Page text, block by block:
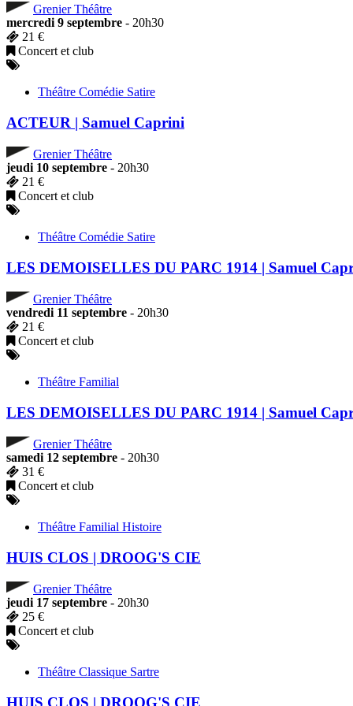
Grenier Théâtre
mercredi 9 septembre - 20h30
21 €
Concert et club
Théâtre Comédie Satire
ACTEUR | Samuel Caprini
Grenier Théâtre
jeudi 10 septembre - 20h30
21 €
Concert et club
Théâtre Comédie Satire
LES DEMOISELLES DU PARC 1914 | Samuel
Grenier Théâtre
vendredi 11 septembre - 20h30
21 €
Concert et club
Théâtre Familial
LES DEMOISELLES DU PARC 1914 | Samuel
Grenier Théâtre
samedi 12 septembre - 20h30
31 €
Concert et club
Théâtre Familial Histoire
HUIS CLOS | DROOG'S CIE
Grenier Théâtre
jeudi 17 septembre - 20h30
25 €
Concert et club
Théâtre Classique Sartre
HUIS CLOS | DROOG'S CIE